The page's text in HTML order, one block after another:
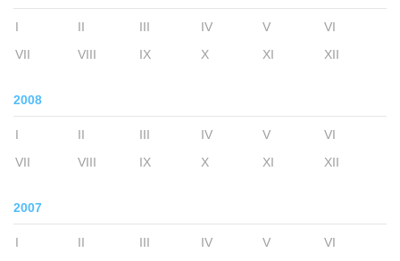
I II III IV V
VI
VII
VIII IX X XI XII
2008
I II III IV V
VI
VII
VIII IX X XI XII
2007
I II III IV V
VI